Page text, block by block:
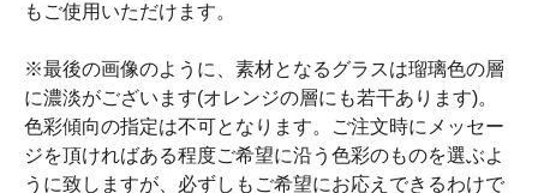
もご使用いただけます。
※最後の画像のように、素材となるグラスは瑠璃色の層
に濃淡がございます(オレンジの層にも若干あります)。
色彩傾向の指定は不可となります。ご注文時にメッセー
ジを頂ければある程度ご希望に沿う色彩のものを選ぶよ
うに致しますが、必ずしもご希望にお応えできるわけで